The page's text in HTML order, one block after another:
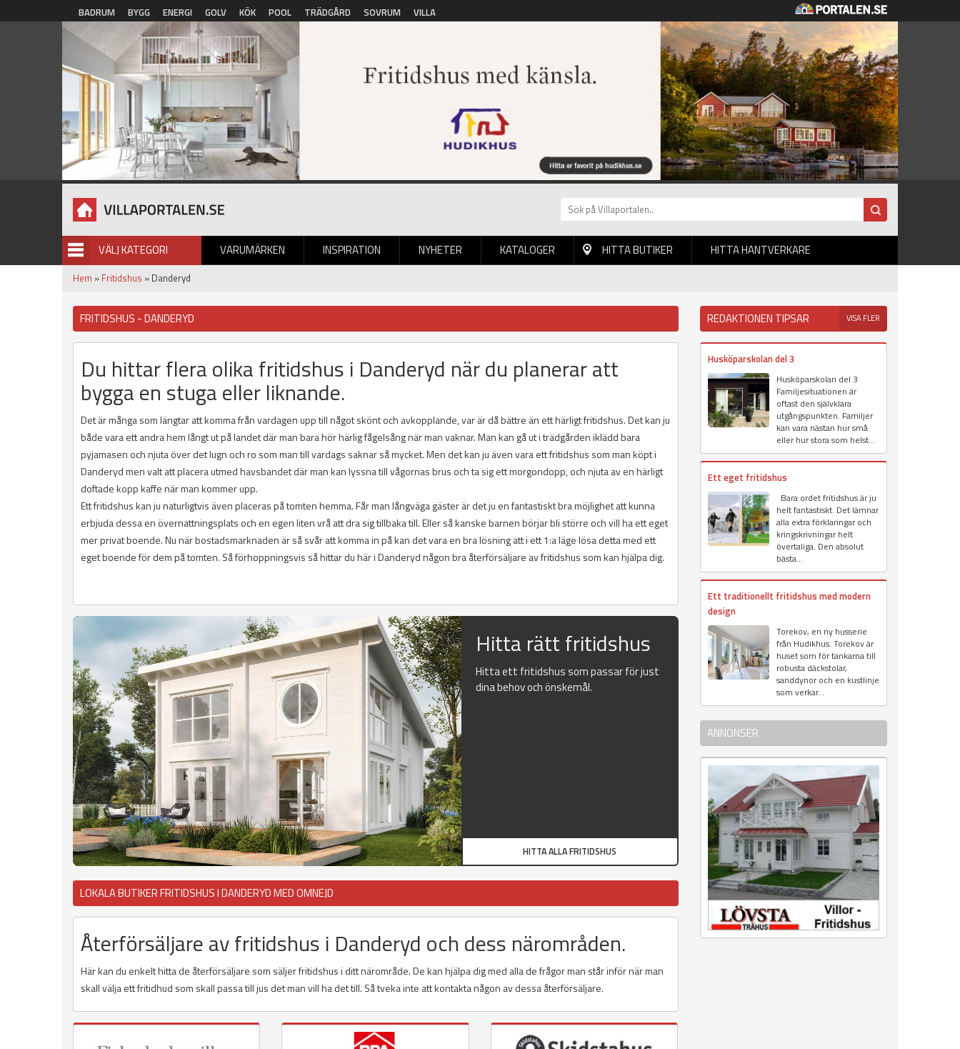
Hoppa till huvudinnehåll
BADRUM BYGG ENERGI GOLV KÖK POOL TRÄDGÅRD SOVRUM VILLA
VÄLJ KATEGORI VARUMÄRKEN INSPIRATION NYHETER
BILDGALLERI KATALOGER HITTA BUTIKER HITTA HANTVERKARE
Hem » Fritidshus » Danderyd
FRITIDSHUS - DANDERYD
Du hittar flera olika fritidshus i Danderyd när du planerar att
bygga en stuga eller liknande.
Det är många som längtar att komma från vardagen upp till något skönt och avkopplande, var är då bättre än ett härligt fritidshus. Det kan ju
både vara ett andra hem långt ut på landet där man bara hör härlig fågelsång när man vaknar. Man kan gå ut i trädgården iklädd bara
pyjamasen och njuta över det lugn och ro som man till vardags saknar så mycket. Men det kan ju även vara ett fritidshus som man köpt i
Danderyd men valt att placera utmed havsbandet där man kan lyssna till vågornas brus och ta sig ett morgondopp, och njuta av en härligt
doftade kopp kaffe när man kommer upp.
Ett fritidshus kan ju naturligtvis även placeras på tomten hemma. Får man långväga gäster är det ju en fantastiskt bra möjlighet att kunna
erbjuda dessa en övernattningsplats och en egen liten vrå att dra sig tillbaka till. Eller så kanske barnen börjar bli större och vill ha ett eget
mer privat boende. Nu när bostadsmarknaden är så svår att komma in på kan det vara en bra lösning att i ett 1:a läge lösa detta med ett
eget boende för dem på tomten. Så förhoppningsvis så hittar du här i Danderyd någon bra återförsäljare av fritidshus som kan hjälpa dig.
Hitta rätt fritidshus
Hitta ett fritidshus som passar för just
dina behov och önskemål.
HITTA ALLA FRITIDSHUS
LOKALA BUTIKER FRITIDSHUS I DANDERYD MED OMNEJD
Återförsäljare av fritidshus i Danderyd och dess närområden.
Här kan du enkelt hitta de återförsäljare som säljer fritidshus i ditt närområde. De kan hjälpa dig med alla de frågor man står inför när man
skall välja ett fritidhud som skall passa till jus det man vill ha det till. Så tveka inte att kontakta någon av dessa återförsäljare.
REDAKTIONEN TIPSAR VISA FLER
Husköparskolan del 3
Husköparskolan del 3
Familjesituationen är
oftast den självklara
utgångspunkten. Familjer
kan vara nästan hur små
eller hur stora som helst...
Ett eget fritidshus
Bara ordet fritidshus är ju
helt fantastiskt. Det lämnar
alla extra förklaringar och
kringskrivningar helt
övertaliga. Den absolut
bästa...
Ett traditionellt fritidshus med modern
design
Torekov, en ny husserie
från Hudikhus. Torekov är
huset som för tankarna till
robusta däckstolar,
sanddynor och en kustlinje
som verkar...
ANNONSER